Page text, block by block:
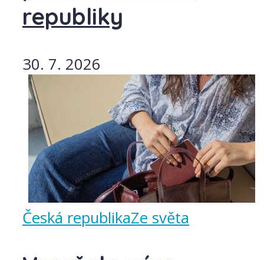
republiky
30. 7. 2026
Česká republikaZe světa